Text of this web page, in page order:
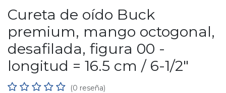
Cureta de oído Buck
premium, mango octogonal,
desafilada, figura 00 -
longitud = 16.5 cm / 6-1/2"
(0 reseña)